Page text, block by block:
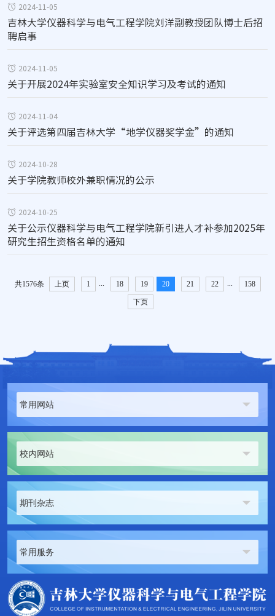
2024-11-05
吉林大学仪器科学与电气工程学院刘洋副教授团队博士后招
聘启事
2024-11-05
关于开展2024年实验室安全知识学习及考试的通知
2024-11-04
关于评选第四届吉林大学“地学仪器奖学金”的通知
2024-10-28
关于学院教师校外兼职情况的公示
2024-10-25
关于公示仪器科学与电气工程学院新引进人才补参加2025年
研究生招生资格名单的通知
共1576条 上页 1 18 19 20 21 22 158
下页
常用网站
校内网站
期刊杂志
常用服务